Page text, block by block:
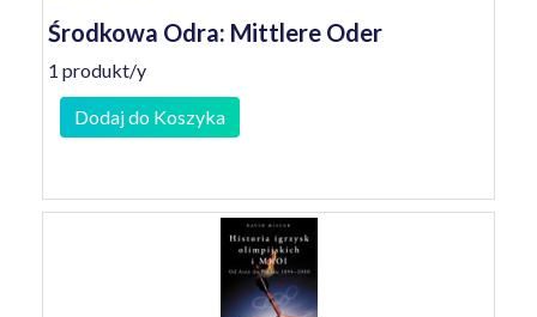
Środkowa Odra: Mittlere Oder
1 produkt/y
Dodaj do Koszyka